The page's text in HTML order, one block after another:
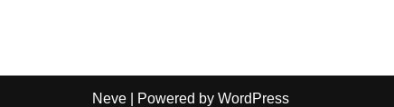
Neve | Powered by WordPress